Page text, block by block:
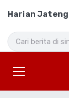
Harian Jateng